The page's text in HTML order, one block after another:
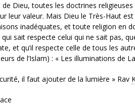
Dieu, toutes les doctrines
leur valeur. Mais Dieu le Très-Haut
inadéquates, et toute religion en
sait respecte celui qui ne sait pas,
et qu’il respecte celle de tous les
de l’Islam) : « Les illuminations de
il faut ajouter de la lumière » Rav